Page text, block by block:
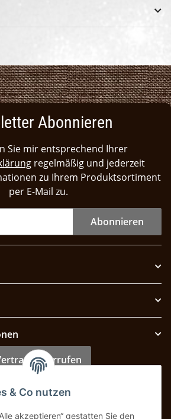
Abonnieren
Sie mir entsprechend Ihrer
regelmäßig und jederzeit
zu Ihrem Produktsortiment
per E-Mail zu.
Abonnieren
widerrufen
& Co nutzen
akzeptieren“ gestatten Sie den